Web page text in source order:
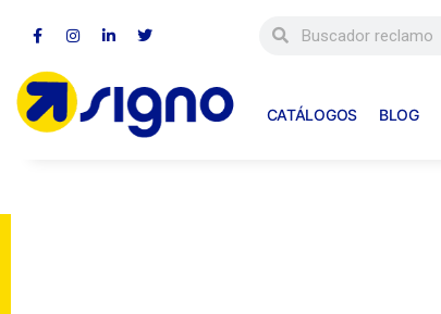
CATÁLOGOS BLOG